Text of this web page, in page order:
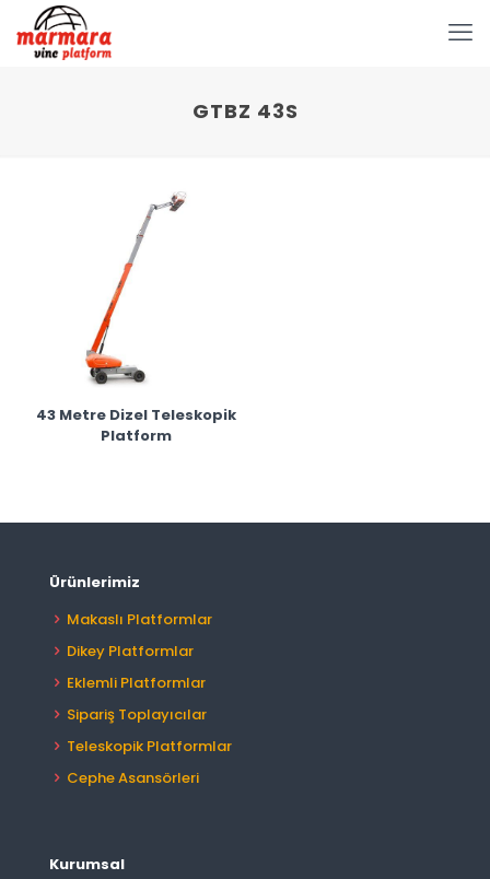
GTBZ 43S
43 Metre Dizel Teleskopik
Platform
Ürünlerimiz
Makaslı Platformlar
Dikey Platformlar
Eklemli Platformlar
Sipariş Toplayıcılar
Teleskopik Platformlar
Cephe Asansörleri
Kurumsal